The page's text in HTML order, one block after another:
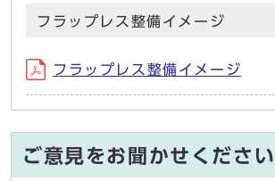
フラップレス整備イメージ
フラップレス整備イメージ
ご意見をお聞かせください